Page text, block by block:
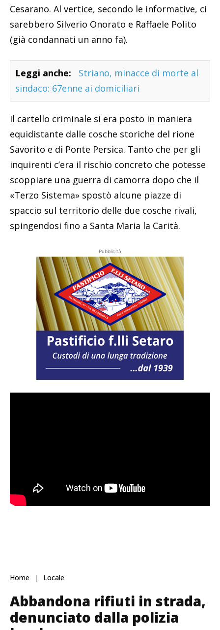
Cesarano. Al vertice, secondo le informative, ci
sarebbero Silverio Onorato e Raffaele Polito
(già condannati un anno fa).
Leggi anche:
Striano, minacce di morte al
sindaco: 67enne ai domiciliari
Il cartello criminale si era posto in maniera
equidistante dalle cosche storiche del rione
Savorito e di Ponte Persica. Tanto che per gli
inquirenti c’era il rischio concreto che potesse
scoppiare una guerra di camorra dopo che il
«Terzo Sistema» spostò alcune piazze di
spaccio sul territorio delle due cosche rivali,
spingendosi fino a Santa Maria la Carità.
Pubblicità
Home Locale
Abbandona rifiuti in strada,
denunciato dalla polizia